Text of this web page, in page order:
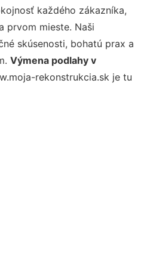
každého zákazníka,
prvom mieste. Naši
skúsenosti, bohatú prax a
Výmena podlahy v
rekonstrukcia.sk je tu